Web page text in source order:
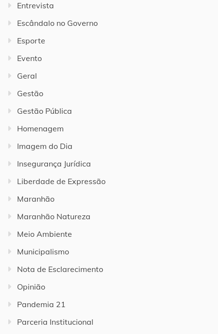
Entrevista
Escândalo no Governo
Esporte
Evento
Geral
Gestão
Gestão Pública
Homenagem
Imagem do Dia
Insegurança Jurídica
Liberdade de Expressão
Maranhão
Maranhão Natureza
Meio Ambiente
Municipalismo
Nota de Esclarecimento
Opinião
Pandemia 21
Parceria Institucional